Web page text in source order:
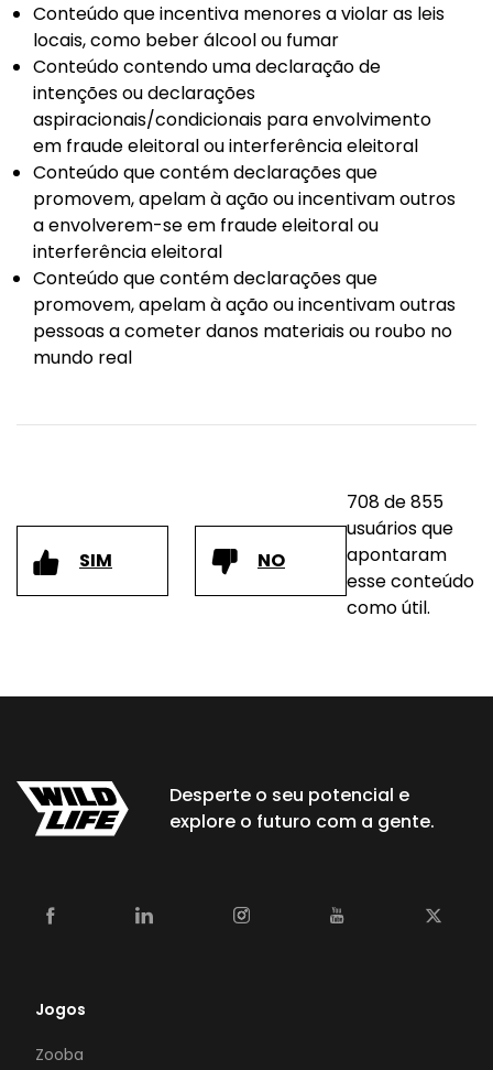
Conteúdo que incentiva menores a violar as leis
locais, como beber álcool ou fumar
Conteúdo contendo uma declaração de
intenções ou declarações
aspiracionais/condicionais para envolvimento
em fraude eleitoral ou interferência eleitoral
Conteúdo que contém declarações que
promovem, apelam à ação ou incentivam outros
a envolverem-se em fraude eleitoral ou
interferência eleitoral
Conteúdo que contém declarações que
promovem, apelam à ação ou incentivam outras
pessoas a cometer danos materiais ou roubo no
mundo real
SIM NO
708 de 855
usuários que
apontaram
esse conteúdo
como útil.
Desperte o seu potencial e
explore o futuro com a gente.
Jogos
Zooba